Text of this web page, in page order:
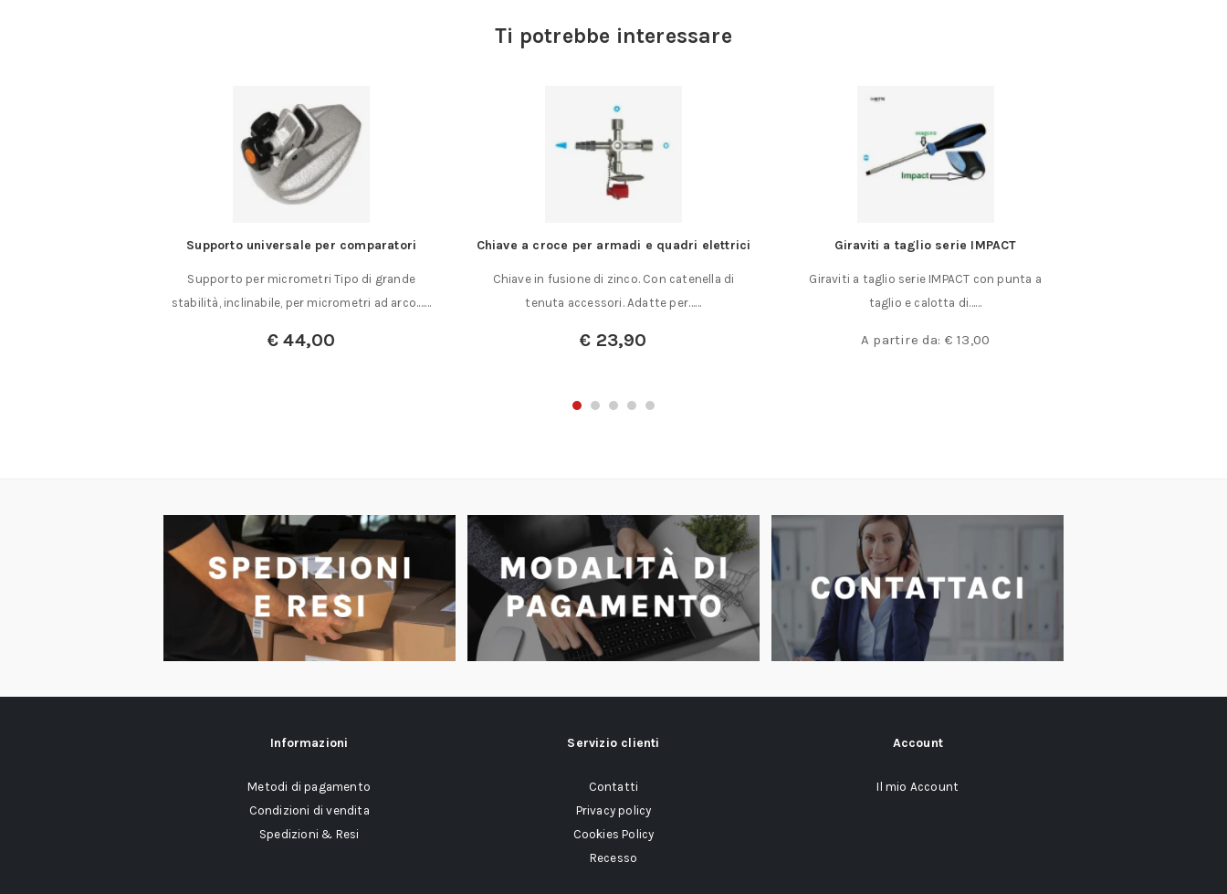
Ti potrebbe interessare
Supporto universale per comparatori
Supporto per micrometri Tipo di grande
stabilità, inclinabile, per micrometri ad arco.……
€ 44,00
Chiave a croce per armadi e quadri elettrici
Chiave in fusione di zinco. Con catenella di
tenuta accessori. Adatte per……
€ 23,90
Giraviti a taglio serie IMPACT
Giraviti a taglio serie IMPACT con punta a
taglio e calotta di……
A partire da: € 13,00
Informazioni
Metodi di pagamento
Condizioni di vendita
Spedizioni & Resi
Servizio clienti
Contatti
Privacy policy
Cookies Policy
Recesso
Account
Il mio Account